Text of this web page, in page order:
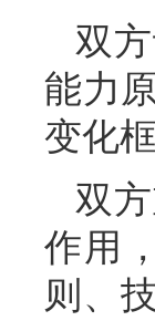
双
能力
变化
双
作用
则、